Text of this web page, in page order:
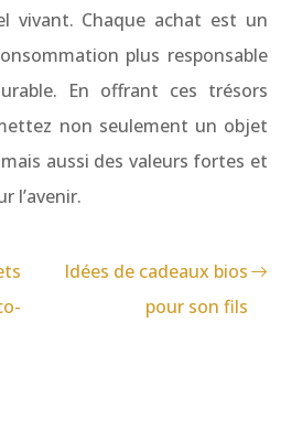
vivant. Chaque achat est un
plus responsable
En offrant ces trésors
non seulement un objet
aussi des valeurs fortes et
l’avenir.
Idées de cadeaux bios
pour son fils